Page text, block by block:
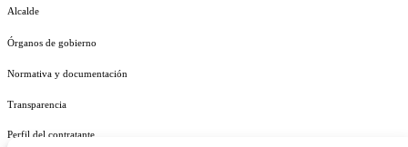
Alcalde
Órganos de gobierno
Normativa y documentación
Transparencia
Perfil del contratante